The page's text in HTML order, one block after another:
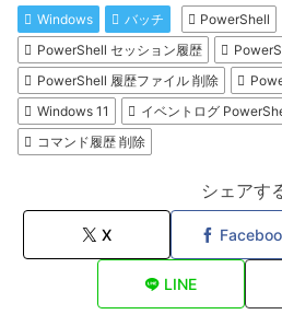
Windows バッチ
PowerShell
PowerShell セッション履歴
PowerShell 履歴ファイル 削除
Windows 11
イベントログ
コマンド履歴 削除
シェアす
X
LINE